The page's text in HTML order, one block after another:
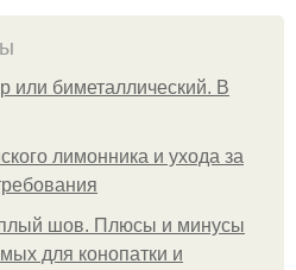
биметаллический. В
лимонника и ухода за
шов. Плюсы и минусы
для конопатки и